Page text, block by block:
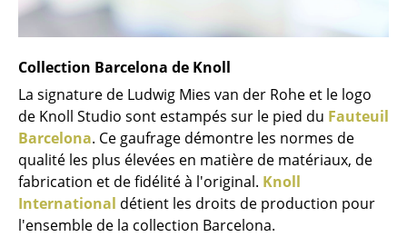
Lits simples
Lits enfants
Tables de chevet et Accessoires de lit
... voir tous les lits
Accessoires
Horloges
Collection Barcelona de Knoll
La signature de Ludwig Mies van der Rohe et le logo
de Knoll Studio sont estampés sur le pied du Fauteuil
Barcelona. Ce gaufrage démontre les normes de
qualité les plus élevées en matière de matériaux, de
fabrication et de fidélité à l'original. Knoll
International détient les droits de production pour
l'ensemble de la collection Barcelona.